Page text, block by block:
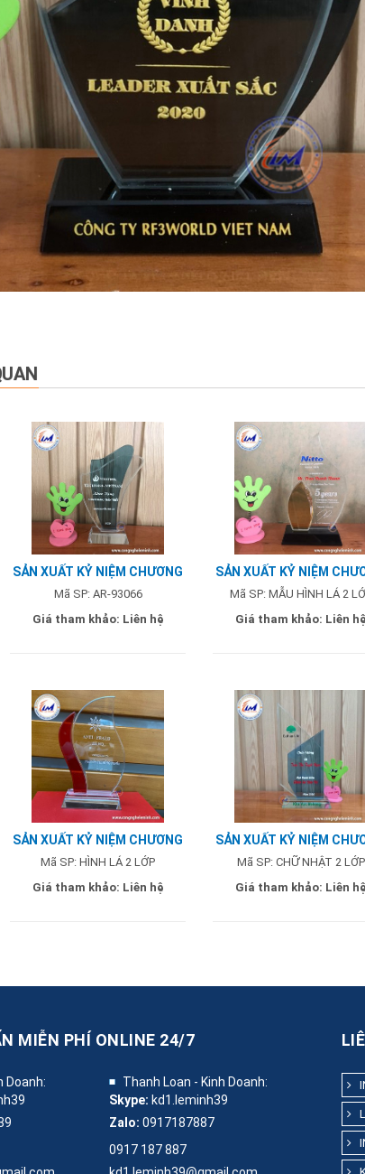
SẢN XUẤT KỶ NIỆM CHƯƠNG
2 LỚP GIÁ RẺ
Mã SP: AR-93066
Giá tham khảo: Liên hệ
SẢN XUẤT KỶ NIỆM
2 LỚP - MẪU NITTO
Mã SP: MẪU HÌNH LÁ 2
Giá tham khảo: Liên hệ
SẢN XUẤT KỶ NIỆM CHƯƠNG
2 LỚP - MẪU HERO
Mã SP: HÌNH LÁ 2 LỚP
Giá tham khảo: Liên hệ
SẢN XUẤT KỶ NIỆM
2 LỚP - MẪU CATHAY
Mã SP: CHỮ NHẬT 2 LỚP
Giá tham khảo: Liên hệ
MIỄN PHÍ ONLINE 24/7
Doanh:
Thanh Loan - Kinh Doanh:
Skype: kd1.leminh39
Zalo: 0917187887
0917 187 887
IN
IN